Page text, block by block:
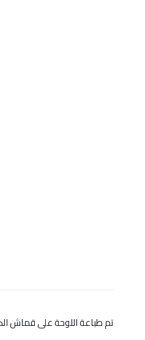
تم طباعة اللوحة على قماش